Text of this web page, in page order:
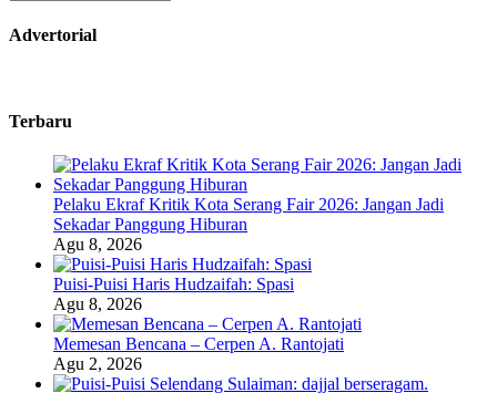
Advertorial
Terbaru
Pelaku Ekraf Kritik Kota Serang Fair 2026: Jangan Jadi
Sekadar Panggung Hiburan
Agu 8, 2026
Puisi-Puisi Haris Hudzaifah: Spasi
Agu 8, 2026
Memesan Bencana – Cerpen A. Rantojati
Agu 2, 2026